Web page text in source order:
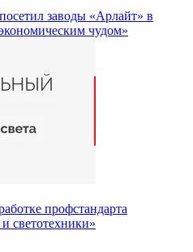
заводы «Арлайт» в
чудом»
профстандарта
светотехники»